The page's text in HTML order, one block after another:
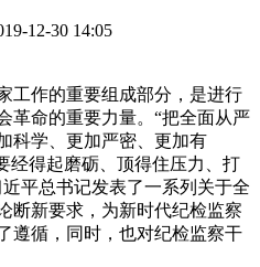
12-30 14:05
工作的重要组成部分，是进行
革命的重要力量。“把全面从严
科学、更加严密、更加有
经得起磨砺、顶得住压力、打
平总书记发表了一系列关于全
断新要求，为新时代纪检监察
遵循，同时，也对纪检监察干